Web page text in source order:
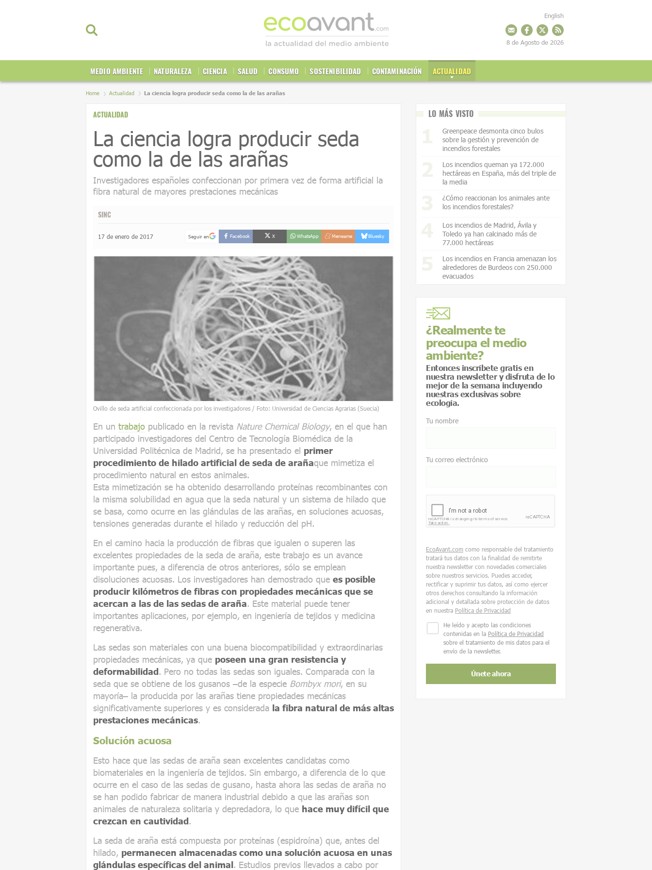
MEDIO AMBIENTE NATURALEZA CIENCIA SALUD CONSUMO SOSTENIBILIDAD CONTAMINACIÓN ACTUALIDAD
English
8 de Agosto de 2026
Home Actualidad La ciencia logra producir seda como la de las arañas
ACTUALIDAD
La ciencia logra producir seda
como la de las arañas
Investigadores españoles confeccionan por primera vez de forma artificial la
fibra natural de mayores prestaciones mecánicas
SINC
17 de enero de 2017 Seguir en Facebook X WhatsApp Meneame Bluesky
Ovillo de seda artificial confeccionada por los investigadores / Foto: Universidad de Ciencias Agrarias (Suecia)
En un trabajo publicado en la revista Nature Chemical Biology, en el que han
participado investigadores del Centro de Tecnología Biomédica de la
Universidad Politécnica de Madrid, se ha presentado el primer
procedimiento de hilado artificial de seda de arañaque mimetiza el
procedimiento natural en estos animales.
Esta mimetización se ha obtenido desarrollando proteínas recombinantes con
la misma solubilidad en agua que la seda natural y un sistema de hilado que
se basa, como ocurre en las glándulas de las arañas, en soluciones acuosas,
tensiones generadas durante el hilado y reducción del pH.
En el camino hacia la producción de fibras que igualen o superen las
excelentes propiedades de la seda de araña, este trabajo es un avance
importante pues, a diferencia de otros anteriores, sólo se emplean
disoluciones acuosas. Los investigadores han demostrado que es posible
producir kilómetros de fibras con propiedades mecánicas que se
acercan a las de las sedas de araña. Este material puede tener
importantes aplicaciones, por ejemplo, en ingeniería de tejidos y medicina
regenerativa.
Las sedas son materiales con una buena biocompatibilidad y extraordinarias
propiedades mecánicas, ya que poseen una gran resistencia y
deformabilidad. Pero no todas las sedas son iguales. Comparada con la
seda que se obtiene de los gusanos –de la especie Bombyx mori, en su
mayoría– la producida por las arañas tiene propiedades mecánicas
significativamente superiores y es considerada la fibra natural de más altas
prestaciones mecánicas.
Solución acuosa
Esto hace que las sedas de araña sean excelentes candidatas como
biomateriales en la ingeniería de tejidos. Sin embargo, a diferencia de lo que
ocurre en el caso de las sedas de gusano, hasta ahora las sedas de araña no
se han podido fabricar de manera industrial debido a que las arañas son
animales de naturaleza solitaria y depredadora, lo que hace muy difícil que
crezcan en cautividad.
La seda de araña está compuesta por proteínas (espidroína) que, antes del
hilado, permanecen almacenadas como una solución acuosa en unas
glándulas específicas del animal. Estudios previos llevados a cabo por
LO MÁS VISTO
Greenpeace desmonta cinco bulos
sobre la gestión y prevención de
incendios forestales
Los incendios queman ya 172.000
hectáreas en España, más del triple de
la media
¿Cómo reaccionan los animales ante
los incendios forestales?
Los incendios de Madrid, Ávila y
Toledo ya han calcinado más de
77.000 hectáreas
Los incendios en Francia amenazan los
alrededores de Burdeos con 250.000
evacuados
¿Realmente te
preocupa el medio
ambiente?
Entonces inscríbete gratis en
nuestra newsletter y disfruta de lo
mejor de la semana incluyendo
nuestras exclusivas sobre
ecología.
Tu nombre
Tu correo electrónico
EcoAvant.com como responsable del tratamiento
tratará tus datos con la finalidad de remitirte
nuestra newsletter con novedades comerciales
sobre nuestros servicios. Puedes acceder,
rectificar y suprimir tus datos, así como ejercer
otros derechos consultando la información
adicional y detallada sobre protección de datos
en nuestra Política de Privacidad
He leído y acepto las condiciones
contenidas en la Política de Privacidad
sobre el tratamiento de mis datos para el
envío de la newsletter.